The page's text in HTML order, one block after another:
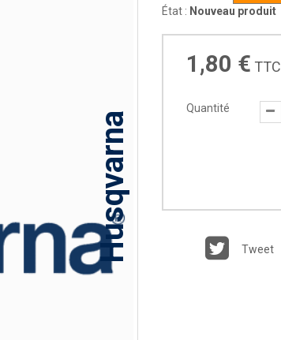
Husqvarna
État : Nouveau produit
1,80 € TTC
Quantité
Tweet